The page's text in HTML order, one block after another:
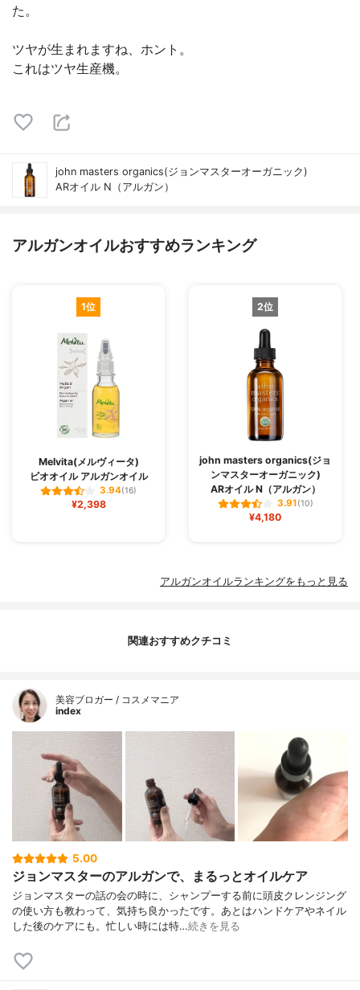
た。
ツヤが生まれますね、ホント。
これはツヤ生産機。
john masters organics(ジョンマスターオーガニック)
ARオイル N（アルガン）
アルガンオイルおすすめランキング
1位
Melvita(メルヴィータ)
ビオオイル アルガンオイル
3.94(16)
¥2,398
2位
john masters organics(ジョ
ンマスターオーガニック)
ARオイル N（アルガン）
3.91(10)
¥4,180
アルガンオイルランキングをもっと見る
関連おすすめクチコミ
美容ブロガー / コスメマニア
index
5.00
ジョンマスターのアルガンで、まるっとオイルケア
ジョンマスターの話の会の時に、シャンプーする前に頭皮クレンジング
の使い方も教わって、気持ち良かったです。あとはハンドケアやネイル
した後のケアにも。忙しい時には特…続きを見る